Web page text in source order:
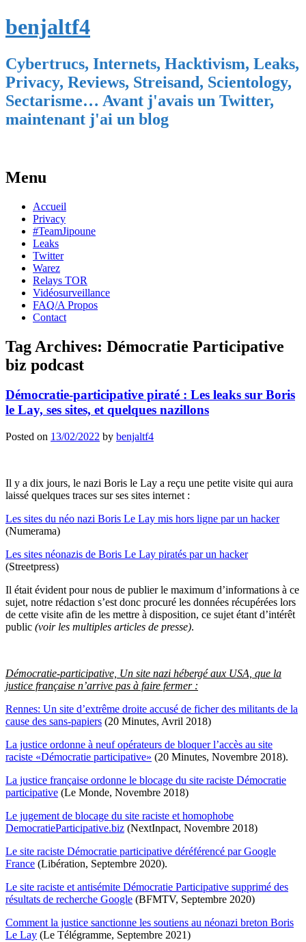
benjaltf4
Cybertrucs, Internets, Hacktivism, Leaks,
Privacy, Reviews, Streisand, Scientology,
Sectarisme… Avant j'avais un Twitter,
maintenant j'ai un blog
Menu
Skip
content
Accueil
Privacy
#TeamJipoune
Leaks
Twitter
Warez
Relays TOR
Vidéosurveillance
FAQ/A Propos
Contact
Tag Archives: Démocratie Participative
biz podcast
Démocratie-participative piraté : Les leaks sur Boris
le Lay, ses sites, et quelques nazillons
Posted on 13/02/2022 by benjaltf4
Il y a dix jours, le nazi Boris le Lay a reçu une petite visite qui aura
laissé quelques traces sur ses sites internet :
Les sites du néo nazi Boris Le Lay mis hors ligne par un hacker
(Numerama)
Les sites néonazis de Boris Le Lay piratés par un hacker
(Streetpress)
Il était évident pour nous de publier le maximum d’informations à ce
sujet, notre rédaction s’est donc procuré les données récupérées lors
de cette visite afin de les mettre à disposition, ce sujet étant d’intérêt
public (voir les multiples articles de presse).
Démocratie-participative, Un site nazi hébergé aux USA, que la
justice française n’arrive pas à faire fermer :
Rennes: Un site d’extrême droite accusé de ficher des militants de la
cause des sans-papiers (20 Minutes, Avril 2018)
La justice ordonne à neuf opérateurs de bloquer l’accès au site
raciste «Démocratie participative» (20 Minutes, Novembre 2018).
La justice française ordonne le blocage du site raciste Démocratie
participative (Le Monde, Novembre 2018)
Le jugement de blocage du site raciste et homophobe
DemocratieParticipative.biz (NextInpact, Novembre 2018)
Le site raciste Démocratie participative déréférencé par Google
France (Libération, Septembre 2020).
Le site raciste et antisémite Démocratie Participative supprimé des
résultats de recherche Google (BFMTV, Septembre 2020)
Comment la justice sanctionne les soutiens au néonazi breton Boris
Le Lay (Le Télégramme, Septembre 2021)